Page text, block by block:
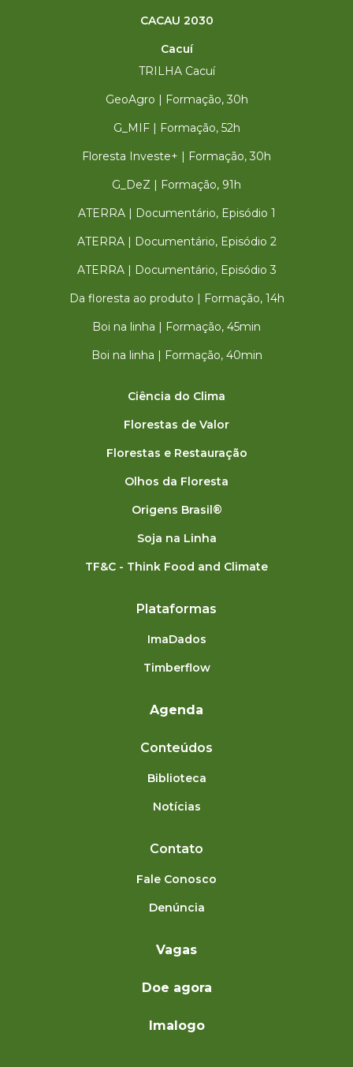
CACAU 2030
Cacuí
TRILHA Cacuí
GeoAgro | Formação, 30h
G_MIF | Formação, 52h
Floresta Investe+ | Formação, 30h
G_DeZ | Formação, 91h
ATERRA | Documentário, Episódio 1
ATERRA | Documentário, Episódio 2
ATERRA | Documentário, Episódio 3
Da floresta ao produto | Formação, 14h
Boi na linha | Formação, 45min
Boi na linha | Formação, 40min
Ciência do Clima
Florestas de Valor
Florestas e Restauração
Olhos da Floresta
Origens Brasil®
Soja na Linha
TF&C - Think Food and Climate
Plataformas
ImaDados
Timberflow
Agenda
Conteúdos
Biblioteca
Notícias
Contato
Fale Conosco
Denúncia
Vagas
Doe agora
Imalogo